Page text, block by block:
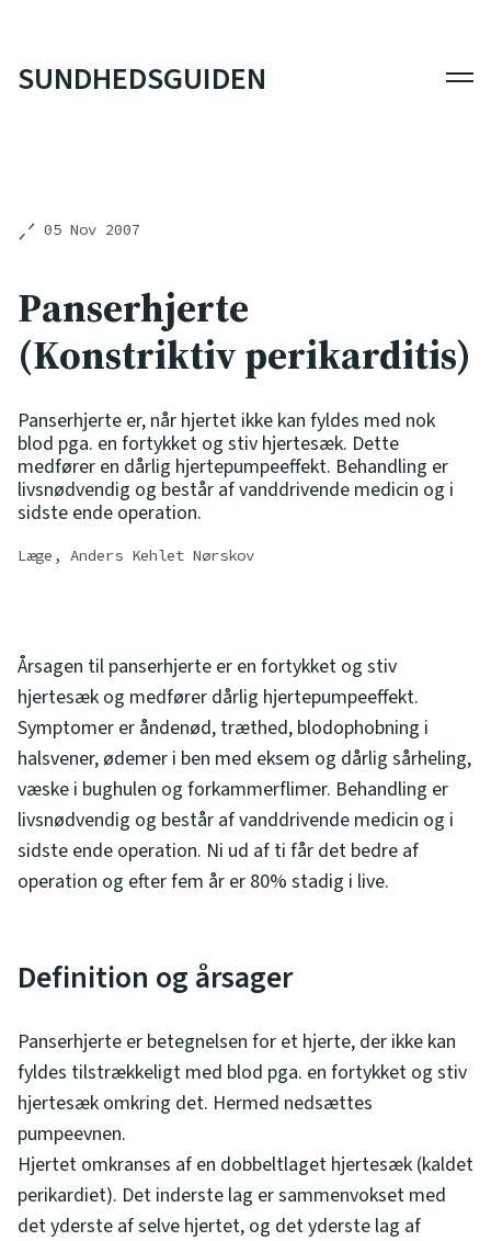
SUNDHEDSGUIDEN
05 Nov 2007
Panserhjerte
(Konstriktiv perikarditis)
Panserhjerte er, når hjertet ikke kan fyldes med nok
blod pga. en fortykket og stiv hjertesæk. Dette
medfører en dårlig hjertepumpeeffekt. Behandling er
livsnødvendig og består af vanddrivende medicin og i
sidste ende operation.
Læge, Anders Kehlet Nørskov
Årsagen til panserhjerte er en fortykket og stiv
hjertesæk og medfører dårlig hjertepumpeeffekt.
Symptomer er åndenød, træthed, blodophobning i
halsvener, ødemer i ben med eksem og dårlig sårheling,
væske i bughulen og forkammerflimer. Behandling er
livsnødvendig og består af vanddrivende medicin og i
sidste ende operation. Ni ud af ti får det bedre af
operation og efter fem år er 80% stadig i live.
Definition og årsager
Panserhjerte er betegnelsen for et hjerte, der ikke kan
fyldes tilstrækkeligt med blod pga. en fortykket og stiv
hjertesæk omkring det. Hermed nedsættes
pumpeevnen.
Hjertet omkranses af en dobbeltlaget hjertesæk (kaldet
perikardiet). Det inderste lag er sammenvokset med
det yderste af selve hjertet, og det yderste lag af